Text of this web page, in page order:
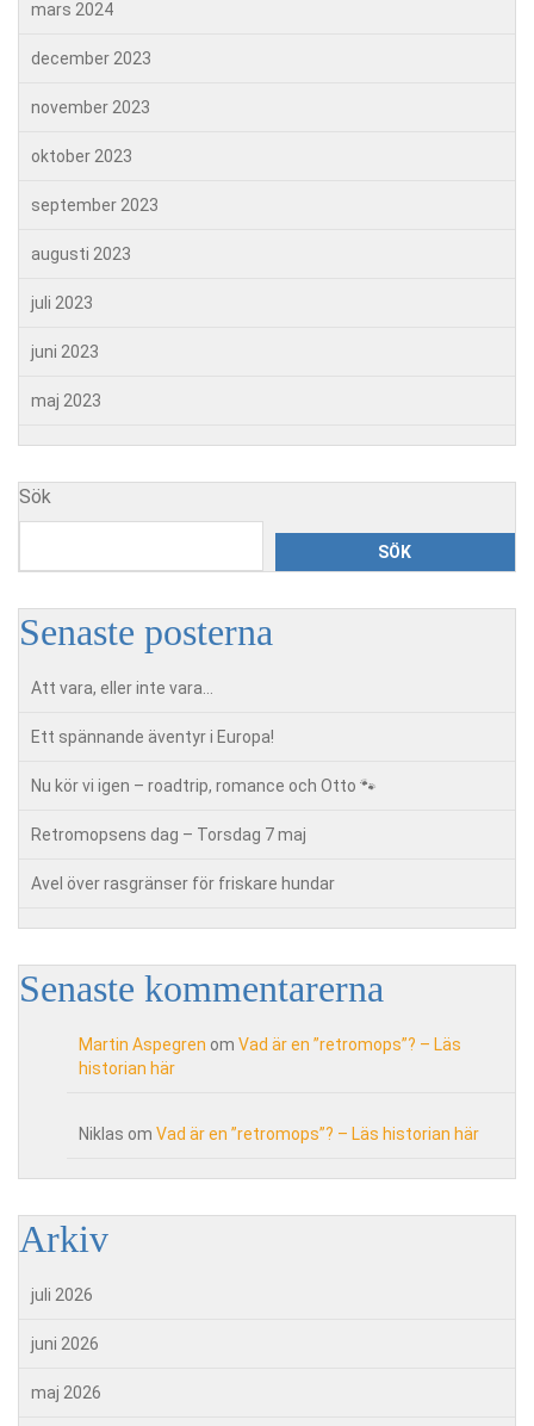
mars 2024
december 2023
november 2023
oktober 2023
september 2023
augusti 2023
juli 2023
juni 2023
maj 2023
Sök
SÖK
Senaste posterna
Att vara, eller inte vara…
Ett spännande äventyr i Europa!
Nu kör vi igen – roadtrip, romance och Otto 🐾
Retromopsens dag – Torsdag 7 maj
Avel över rasgränser för friskare hundar
Senaste kommentarerna
Martin Aspegren om Vad är en ”retromops”? – Läs
historian här
Niklas om Vad är en ”retromops”? – Läs historian här
Arkiv
juli 2026
juni 2026
maj 2026